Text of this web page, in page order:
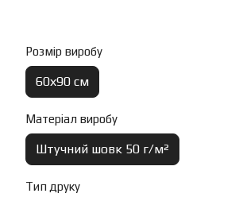
Розмір виробу
60х90 см
Матеріал виробу
Штучний шовк 50 г/м²
Тип друку